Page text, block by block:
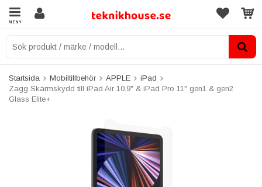
MENY
Startsida Mobiltillbehör APPLE
iPad
Zagg Skärmskydd till iPad Air 10.9" & iPad Pro 11" gen1 & gen2
Glass Elite+